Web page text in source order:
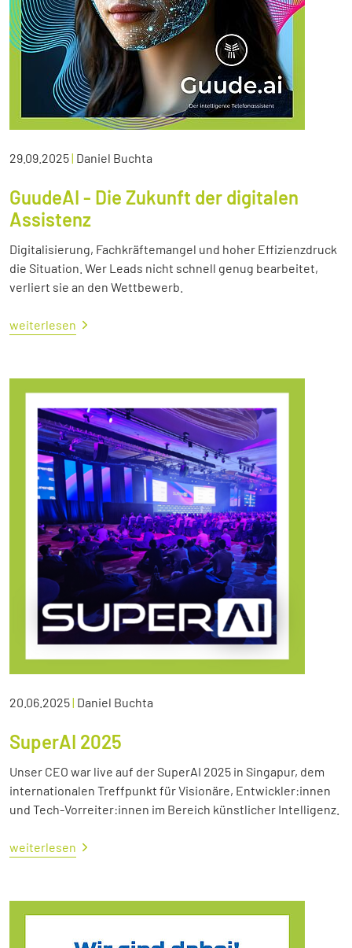
29.09.2025| Daniel Buchta
GuudeAI - Die Zukunft der digitalen
Assistenz
Digitalisierung, Fachkräftemangel und hoher Effizienzdruck
die Situation. Wer Leads nicht schnell genug bearbeitet,
verliert sie an den Wettbewerb.
weiterlesen
20.06.2025| Daniel Buchta
SuperAI 2025
Unser CEO war live auf der SuperAI 2025 in Singapur, dem
internationalen Treffpunkt für Visionäre, Entwickler:innen
und Tech-Vorreiter:innen im Bereich künstlicher Intelligenz.
weiterlesen